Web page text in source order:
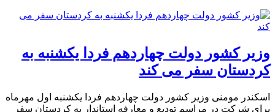
وزیر کشور دولت چهاردهم فردا یکشنبه به
کردستان سفر می کند
اسکندر مومنی وزیر کشور دولت چهاردهم فردا یکشنبه اول مهرماه
برای شرکت در مراسم تودیع و معارفه استاندار به کردستان سفر